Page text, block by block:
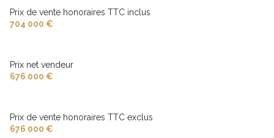
Prix de vente honoraires TTC inclus
704 000 €
Prix net vendeur
676 000 €
Prix de vente honoraires TTC exclus
676 000 €